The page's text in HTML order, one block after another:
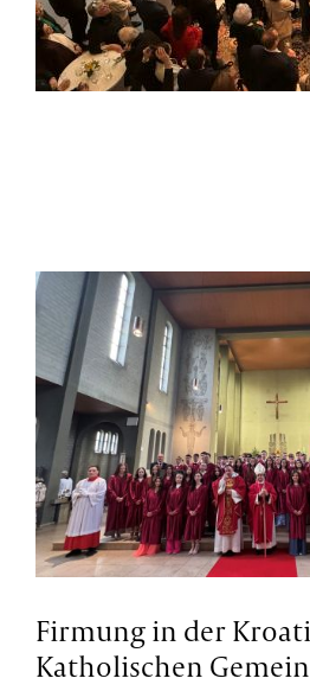
Firmung in der
Katholischen